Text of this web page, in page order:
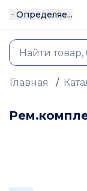
Определяе...
Главная /